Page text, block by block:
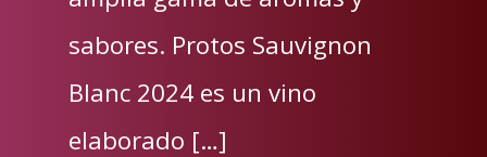
sabores. Protos Sauvignon
Blanc 2024 es un vino
elaborado […]